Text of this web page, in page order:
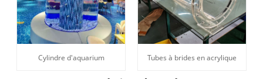
Cylindre d'aquarium Tubes à brides en acrylique